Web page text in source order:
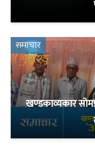
समाचार
खण्डकाव्यकार